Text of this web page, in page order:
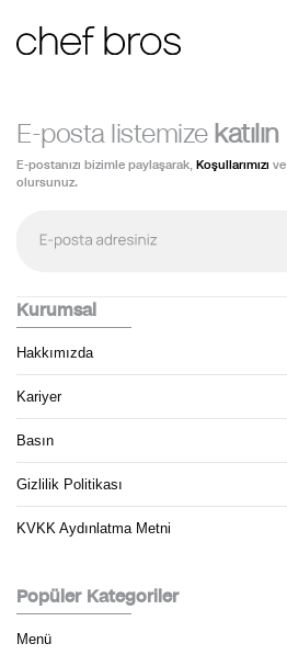
E-posta listemizekatılın
E-postanızı bizimle paylaşarak, Koşullarımızı ve
olursunuz.
Kurumsal
Hakkımızda
Kariyer
Basın
Gizlilik Politikası
KVKK Aydınlatma Metni
Popüler Kategoriler
Menü